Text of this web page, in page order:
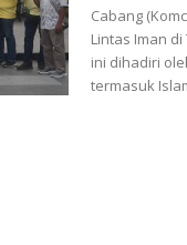
Cabang
Lintas Iman di
ini dihadiri
termasuk